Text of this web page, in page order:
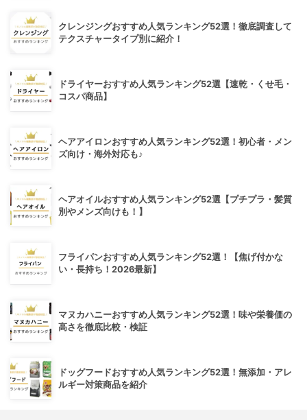
クレンジングおすすめ人気ランキング52選！徹底調査して
テクスチャータイプ別に紹介！
ドライヤーおすすめ人気ランキング52選【速乾・くせ毛・
コスパ商品】
ヘアアイロンおすすめ人気ランキング52選！初心者・メン
ズ向け・海外対応も♪
ヘアオイルおすすめ人気ランキング52選【プチプラ・髪質
別やメンズ向けも！】
フライパンおすすめ人気ランキング52選！【焦げ付かな
い・長持ち！2026最新】
マヌカハニーおすすめ人気ランキング52選！味や栄養価の
高さを徹底比較・検証
ドッグフードおすすめ人気ランキング52選！無添加・アレ
ルギー対策商品を紹介